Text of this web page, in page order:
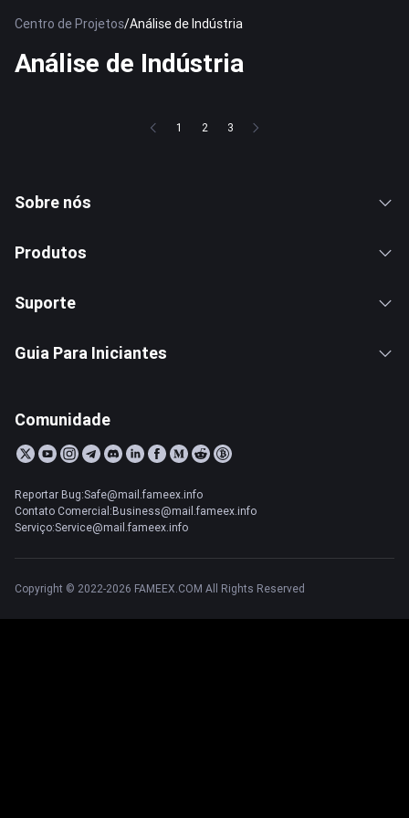
Centro de Projetos/Análise de Indústria
Análise de Indústria
1 2 3
Sobre nós
Produtos
Suporte
Guia Para Iniciantes
Comunidade
Reportar Bug:Safe@mail.fameex.info
Contato Comercial:Business@mail.fameex.info
Serviço:Service@mail.fameex.info
Copyright © 2022-2026 FAMEEX.COM All Rights Reserved